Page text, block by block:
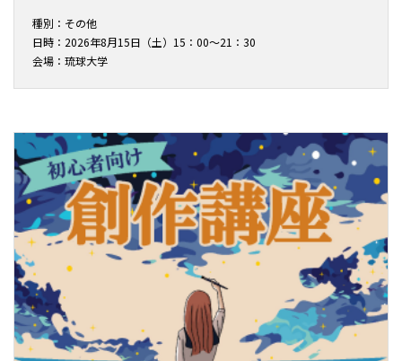
種別：その他
日時：2026年8月15日（土）15：00～21：30
会場：琉球大学